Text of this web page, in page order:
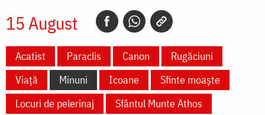
15 August
Acatist Paraclis Canon
Rugăciuni
Viață
Minuni Icoane
Sfinte moaște
Locuri de pelerinaj
Sfântul Munte Athos